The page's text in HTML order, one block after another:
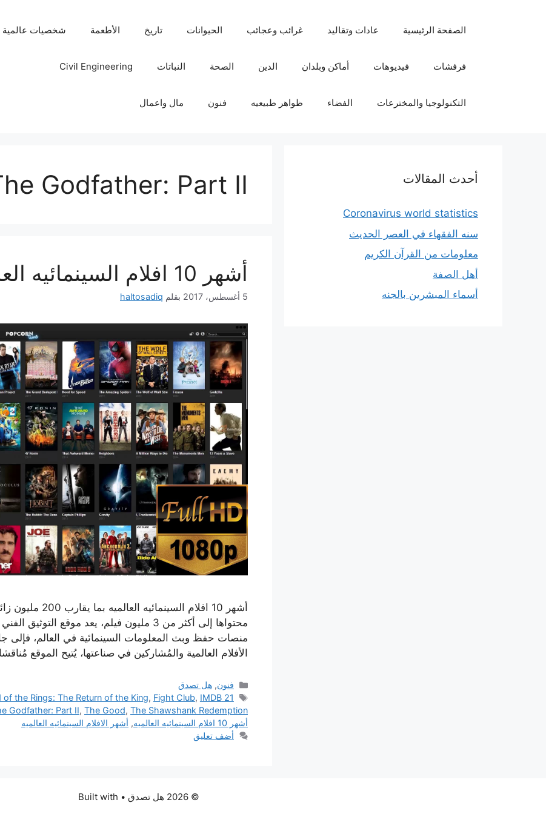
الصفحة الرئيسية عادات وتقاليد غرائب وعجائب الحيوانات تاريخ الأطعمة شخصيات عالمية
فرفشات فيديوهات أماكن وبلدان الدين الصحة النباتات Civil Engineering
التكنولوجيا والمخترعات الفضاء ظواهر طبيعيه فنون مال واعمال
Godfather: Part II
أشهر 10 افلام السينمائيه العالميه
5 أغسطس، 2017 بقلم haltosadiq
أشهر 10 افلام
منصات حفظ وبث المعلومات السينمائية في العالم، فإلى
الأفلام العالمية والمُشاركين في صناعتها، يُتيح الموقع
التصنيفات
فنون,هل تصدق
الوسوم
21 Angry Men
of the Rings: The Return of the King, Fight Club, IMDB أ
Godfather: Part II, The Good, The Shawshank Redemption
أشهر 10 افلام السينمائيه العالميه
, أشهر الافلام السينمائيه العالميه
أضف تعليق
أحدث المقالات
Coronavirus world statistics
سنه الفقهاء في العصر الحديث
معلومات من القرآن الكريم
أهل الصفة
أسماء المبشرين بالجنه
© 2026 هل تصدق • Built with